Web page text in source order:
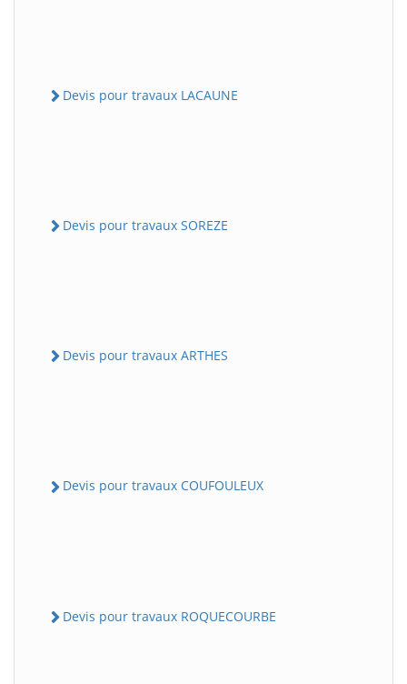
Devis pour travaux LACAUNE
Devis pour travaux SOREZE
Devis pour travaux ARTHES
Devis pour travaux COUFOULEUX
Devis pour travaux ROQUECOURBE